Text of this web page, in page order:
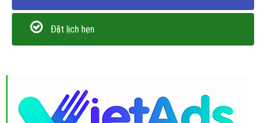
Đặt lịch hẹn